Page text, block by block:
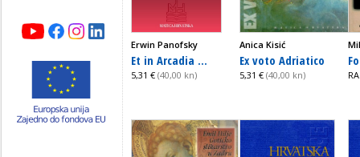
Erwin Panofsky
Et in Arcadia ...
5,31 € (40,00 kn)
Anica Kisić
Ex voto Adriatico
5,31 € (40,00 kn)